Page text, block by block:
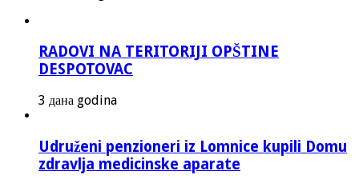
RADOVI NA TERITORIJI OPŠTINE
DESPOTOVAC
3 дана godina
Udruženi penzioneri iz Lomnice kupili Domu
zdravlja medicinske aparate